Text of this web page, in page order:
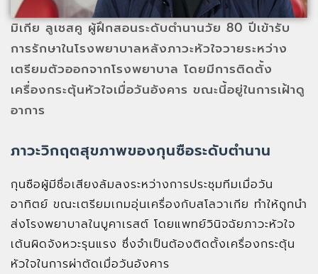
มิเกีย ลูเชสคู ผู้ฝึกสอนระดับตำนานวัย 80 ปีเข้ารับ
การรักษาในโรงพยาบาลหลังภาวะหัวใจวายระหว่าง
เตรียมตัวออกจากโรงพยาบาล โดยมีการติดตั้ง
เครื่องกระตุ้นหัวใจเมื่อวันอังคาร ขณะนี้อยู่ในการเฝ้าดู
อาการ
ภาวะวิกฤตสุขภาพของกุนซือระดับตำนาน
กุนซือผู้มีชื่อเสียงล้มลงระหว่างการประชุมทีมเมื่อวัน
อาทิตย์ ขณะเตรียมเกมอุ่นเครื่องกับสโลวาเกีย ทำให้ถูกนำ
ส่งโรงพยาบาลในบูคาเรสต์ โดยแพทย์วินิจฉัยภาวะหัวใจ
เต้นผิดจังหวะรุนแรง ซึ่งจำเป็นต้องติดตั้งเครื่องกระตุ้น
หัวใจในการผ่าตัดเมื่อวันอังคาร